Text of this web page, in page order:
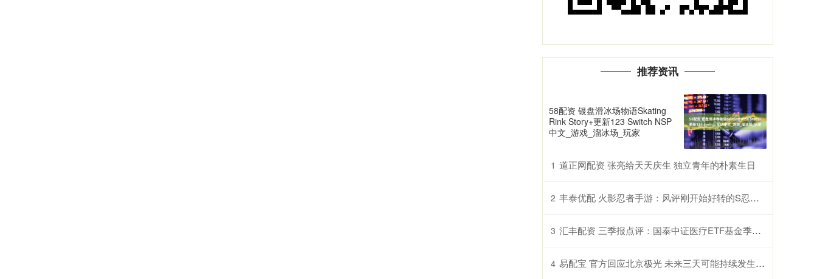
推荐资讯
58配资 银盘滑冰场物语Skating
Rink Story+更新123 Switch NSP
中文_游戏_溜冰场_玩家
1 道正网配资 张亮给天天庆生 独立青年的朴素生日
2 丰泰优配 火影忍者手游：风评刚开始好转的S忍，决斗场依旧查无此人？
3 汇丰配资 三季报点评：国泰中证医疗ETF基金季度涨幅18.53%
4 易配宝 官方回应北京极光 未来三天可能持续发生地磁暴